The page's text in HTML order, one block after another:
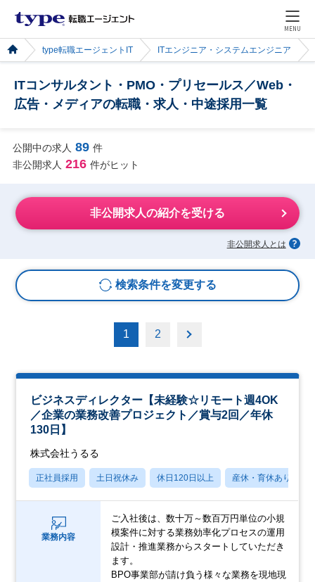
MENU
type転職エージェントIT ITエンジニア・システムエンジニア
ITコンサルタント・PMO・プリセールス／Web・
広告・メディアの転職・求人・中途採用一覧
公開中の求人 89 件
非公開求人 216 件がヒット
非公開求人の紹介を受ける
非公開求人とは
検索条件を変更する
1 2
ビジネスディレクター【未経験☆リモート週4OK
／企業の業務改善プロジェクト／賞与2回／年休
130日】
株式会社うるる
正社員採用 土日祝休み 休日120日以上 産休・育休あり
業務内容
ご入社後は、数十万～数百万円単位の小規
模案件に対する業務効率化プロセスの運用
設計・推進業務からスタートしていただき
ます。
BPO事業部が請け負う様々な業務を現地現